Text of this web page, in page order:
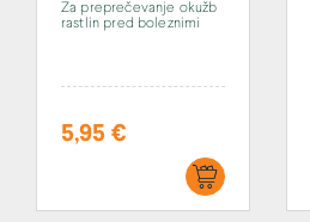
Za preprečevanje okužb
rastlin pred boleznimi
5,95 €